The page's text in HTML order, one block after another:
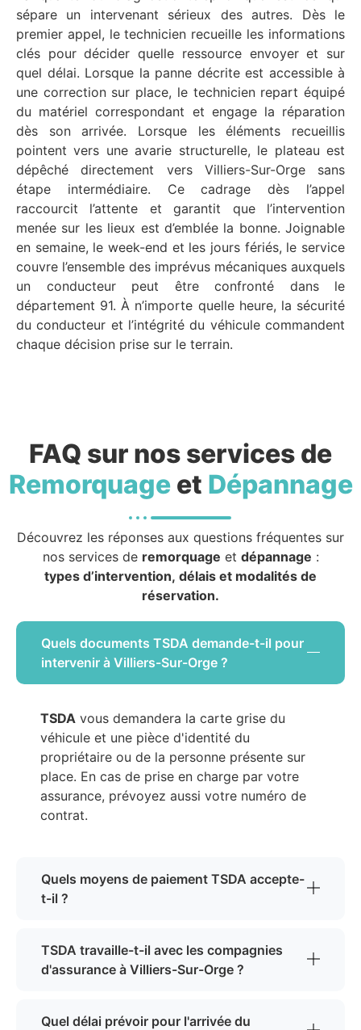
sépare un intervenant sérieux des autres. Dès le
premier appel, le technicien recueille les informations
clés pour décider quelle ressource envoyer et sur
quel délai. Lorsque la panne décrite est accessible à
une correction sur place, le technicien repart équipé
du matériel correspondant et engage la réparation
dès son arrivée. Lorsque les éléments recueillis
pointent vers une avarie structurelle, le plateau est
dépêché directement vers Villiers-Sur-Orge sans
étape intermédiaire. Ce cadrage dès l’appel
raccourcit l’attente et garantit que l’intervention
menée sur les lieux est d’emblée la bonne. Joignable
en semaine, le week-end et les jours fériés, le service
couvre l’ensemble des imprévus mécaniques auxquels
un conducteur peut être confronté dans le
département 91. À n’importe quelle heure, la sécurité
du conducteur et l’intégrité du véhicule commandent
chaque décision prise sur le terrain.
FAQ sur nos services de
Remorquageet Dépannage
Découvrez les réponses aux questions fréquentes sur
nos services de remorquage et dépannage :
types d’intervention, délais et modalités de
réservation.
Quels documents TSDA demande-t-il pour
intervenir à Villiers-Sur-Orge ?
TSDA vous demandera la carte grise du
véhicule et une pièce d'identité du
propriétaire ou de la personne présente sur
place. En cas de prise en charge par votre
assurance, prévoyez aussi votre numéro de
contrat.
Quels moyens de paiement TSDA accepte-
t-il ?
TSDA travaille-t-il avec les compagnies
d'assurance à Villiers-Sur-Orge ?
Quel délai prévoir pour l'arrivée du